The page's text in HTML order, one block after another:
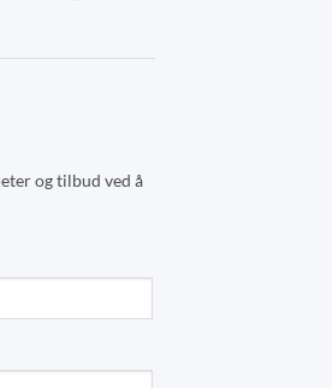
og tilbud ved å